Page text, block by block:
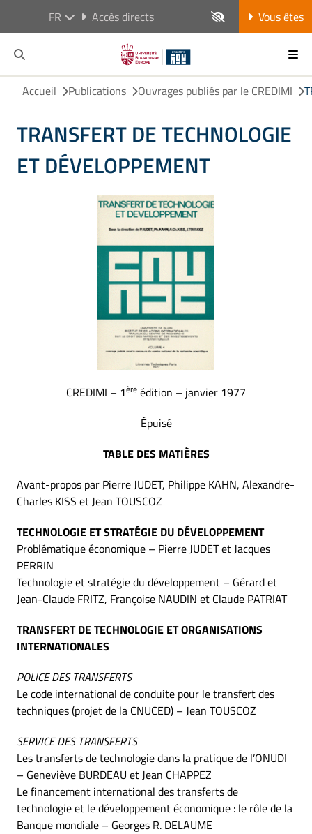
FR Accès directs Vous êtes
Accueil Publications Ouvrages publiés par le CREDIMI
TRANSFERT DE TECHNOLOGIE
ET DÉVELOPPEMENT
CREDIMI – 1ère édition – janvier 1977
Épuisé
TABLE DES MATIÈRES
Avant-propos par Pierre JUDET, Philippe KAHN, Alexandre-
Charles KISS et Jean TOUSCOZ
TECHNOLOGIE ET STRATÉGIE DU DÉVELOPPEMENT
Problématique économique – Pierre JUDET et Jacques
PERRIN
Technologie et stratégie du développement – Gérard et
Jean-Claude FRITZ, Françoise NAUDIN et Claude PATRIAT
TRANSFERT DE TECHNOLOGIE ET ORGANISATIONS
INTERNATIONALES
POLICE DES TRANSFERTS
Le code international de conduite pour le transfert des
techniques (projet de la CNUCED) – Jean TOUSCOZ
SERVICE DES TRANSFERTS
Les transferts de technologie dans la pratique de l’ONUDI
– Geneviève BURDEAU et Jean CHAPPEZ
Le financement international des transferts de
technologie et le développement économique : le rôle de la
Banque mondiale – Georges R. DELAUME